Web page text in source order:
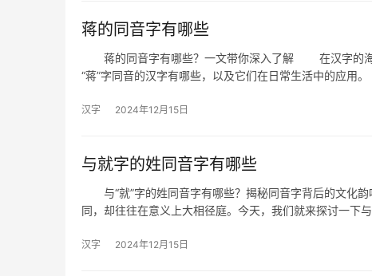
蒋的同音字有哪些
蒋的同音字有哪些？一文带你深入了解 在汉字的海
“蒋”字同音的汉字有哪些，以及它们在日常生活中的应
汉字 2024年12月15日
与就字的姓同音字有哪些
与“就”字的姓同音字有哪些？揭秘同音字背后的文化
同，却往往在意义上大相径庭。今天，我们就来探讨一下
汉字 2024年12月15日